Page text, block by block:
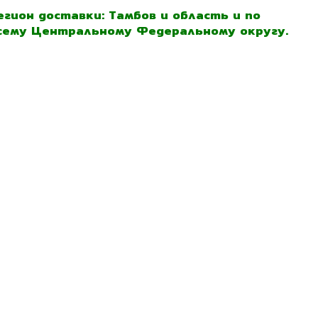
доставки: Тамбов и область и по
Центральному Федеральному округу.